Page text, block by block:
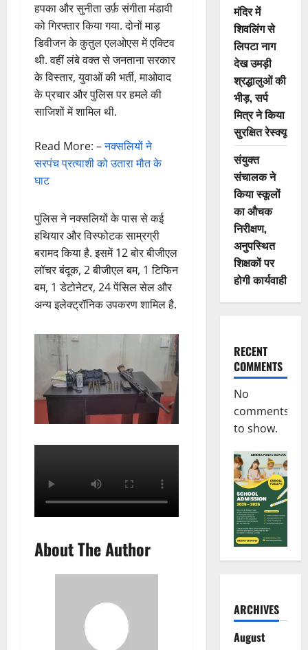
हपका और सुनीता उर्फ़ संगीता मंडावी
को गिरफ्तार किया गया. दोनों माड़
डिवीजन के कुतुल एलओएस में एक्टिव
थी. वहीं लंबे वक्त से जनताना सरकार
के विस्तार, युवाओं की भर्ती, माओवाद
के प्रचार और पुलिस पर हमले की
साजिशों में शामिल थी.
Read More: –नक्सलियों ने
सरपंच प्रत्याशी को उतारा मौत के
घाट
पुलिस ने नक्सलियों के पास से कई
हथियार और विस्फोटक साम्रग्री
बरामद किया है. इसमें 12 बोर बीजीएल
लॉचर बंदूक, 2 बीजीएल बम, 1 टिफिन
बम, 1 डेटोनेटर, 24 पेंसिल सेल और
अन्य इलेक्ट्रॉनिक उपकरण शामिल है.
About The Author
मंदिर में
शिवलिंग से
लिपटा नाग
देख उमड़ी
श्रद्धालुओं की
भीड़, सर्प
मित्र ने किया
सुरक्षित रेस्क्यू
संयुक्त
संचालक ने
किया स्कूलों
का औचक
निरीक्षण,
अनुपस्थित
शिक्षकों पर
होगी कार्यवाही
RECENT
COMMENTS
No
comments
to show.
ARCHIVES
August